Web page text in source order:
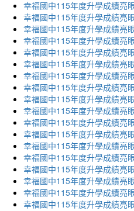
幸福國中115年度升學成績亮
幸福國中115年度升學成績亮
幸福國中115年度升學成績亮
幸福國中115年度升學成績亮
幸福國中115年度升學成績亮
幸福國中115年度升學成績亮
幸福國中115年度升學成績亮
幸福國中115年度升學成績亮
幸福國中115年度升學成績亮
幸福國中115年度升學成績亮
幸福國中115年度升學成績亮
幸福國中115年度升學成績亮
幸福國中115年度升學成績亮
幸福國中115年度升學成績亮
幸福國中115年度升學成績亮
幸福國中115年度升學成績亮
幸福國中115年度升學成績亮
幸福國中115年度升學成績亮